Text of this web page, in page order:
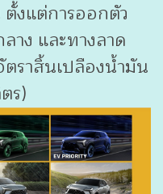
งแต่การออกตัว
าง และทางลาด
ตราสิ้นเปลืองน้ำมัน
ร)